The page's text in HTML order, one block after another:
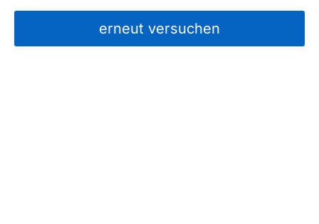
erneut versuchen